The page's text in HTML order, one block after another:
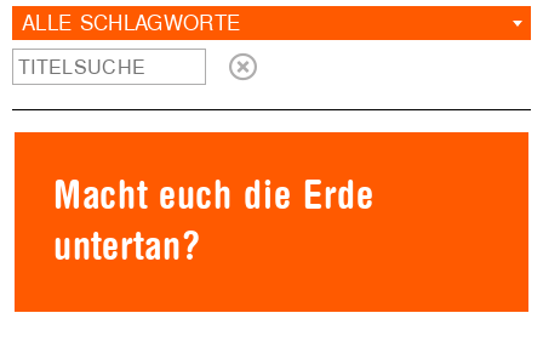
ALLE SCHLAGWORTE
Macht euch die Erde
untertan?